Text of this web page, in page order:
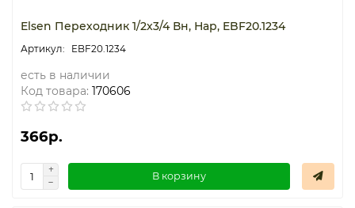
Elsen Переходник 1/2x3/4 Вн, Нар, EBF20.1234
EBF20.1234
есть в наличии
Код товара: 170606
366р.
В корзину